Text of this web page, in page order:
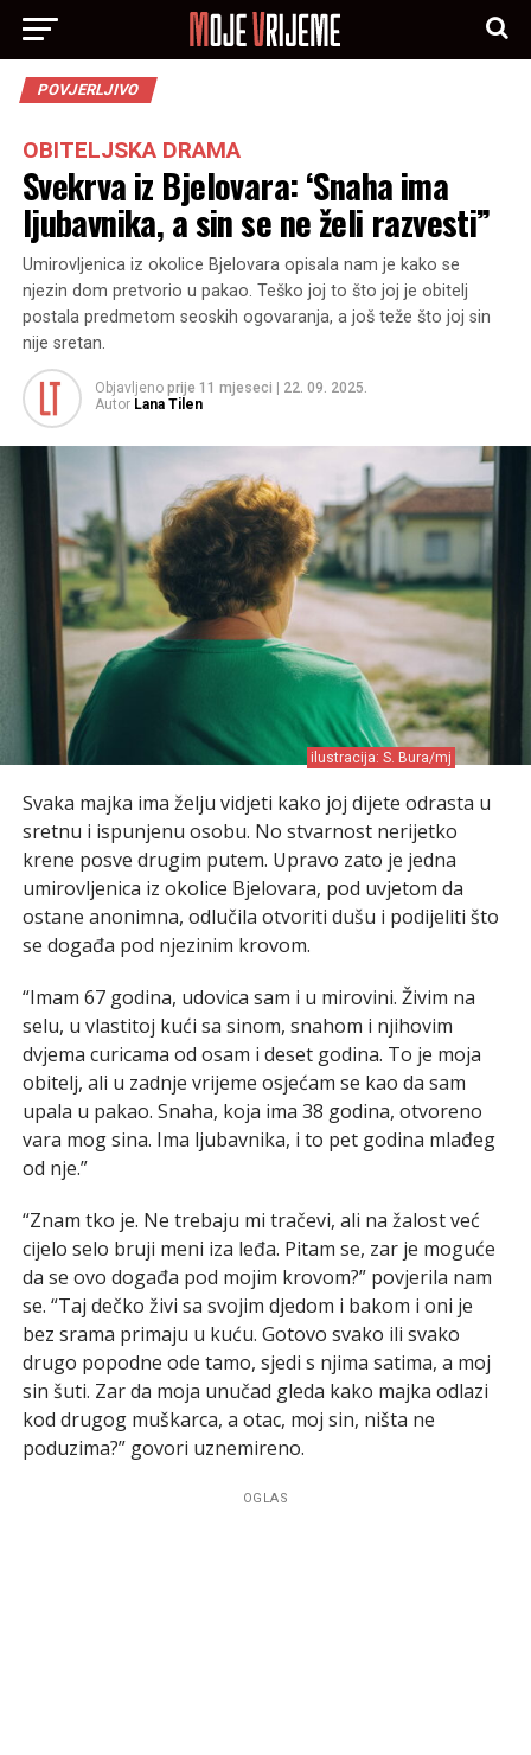
POVJERLJIVO
OBITELJSKA DRAMA
Svekrva iz Bjelovara: ‘Snaha ima
ljubavnika, a sin se ne želi razvesti”
Umirovljenica iz okolice Bjelovara opisala nam je kako se
njezin dom pretvorio u pakao. Teško joj to što joj je obitelj
postala predmetom seoskih ogovaranja, a još teže što joj sin
nije sretan.
Objavljeno prije 11 mjeseci
22. 09. 2025.
Autor Lana Tilen
ilustracija: S. Bura/mj
Svaka majka ima želju vidjeti kako joj dijete odrasta u
sretnu i ispunjenu osobu. No stvarnost nerijetko
krene posve drugim putem. Upravo zato je jedna
umirovljenica iz okolice Bjelovara, pod uvjetom da
ostane anonimna, odlučila otvoriti dušu i podijeliti što
se događa pod njezinim krovom.
“Imam 67 godina, udovica sam i u mirovini. Živim na
selu, u vlastitoj kući sa sinom, snahom i njihovim
dvjema curicama od osam i deset godina. To je moja
obitelj, ali u zadnje vrijeme osjećam se kao da sam
upala u pakao. Snaha, koja ima 38 godina, otvoreno
vara mog sina. Ima ljubavnika, i to pet godina mlađeg
od nje.”
“Znam tko je. Ne trebaju mi tračevi, ali na žalost već
cijelo selo bruji meni iza leđa. Pitam se, zar je moguće
da se ovo događa pod mojim krovom?” povjerila nam
se. “Taj dečko živi sa svojim djedom i bakom i oni je
bez srama primaju u kuću. Gotovo svako ili svako
drugo popodne ode tamo, sjedi s njima satima, a moj
sin šuti. Zar da moja unučad gleda kako majka odlazi
kod drugog muškarca, a otac, moj sin, ništa ne
poduzima?” govori uznemireno.
OGLAS